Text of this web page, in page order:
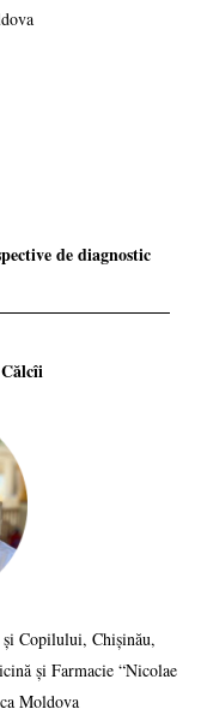
de diagnostic
Copilului, Chișinău,
și Farmacie “Nicolae
Moldova